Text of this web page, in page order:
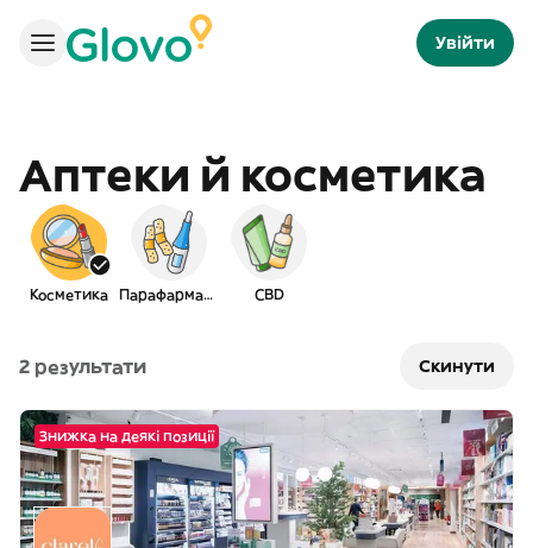
Увійти
Аптеки й косметика
Косметика Парафармація CBD
2 результати Скинути
Знижка на деякі позиції